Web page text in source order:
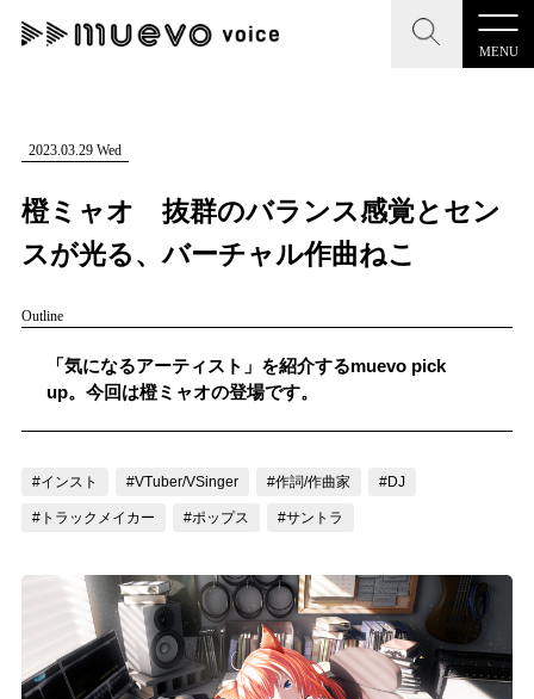
MENU
CLOSE
記事を検索する
人気ワード
#男性SSW #ポップス #女性SSW
CLOSE
"読者の声を形にする”音楽特化メディア
MENU
記事一覧
お問い合わせ
ログイン
LINK
2023.03.29 Wed
橙ミャオ 抜群のバランス感覚とセン
スが光る、バーチャル作曲ねこ
Outline
「気になるアーティスト」を紹介するmuevo pick
up。今回は橙ミャオの登場です。
#インスト #VTuber/VSinger #作詞/作曲家 #DJ
#トラックメイカー #ポップス #サントラ